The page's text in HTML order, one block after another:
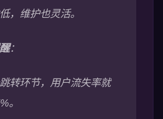
，维护也灵活。
：
转环节，用户流失率就
。